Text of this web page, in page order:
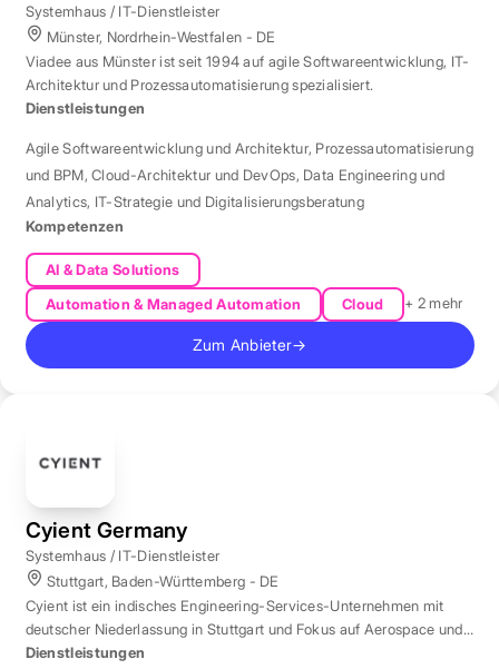
Systemhaus / IT-Dienstleister
Münster, Nordrhein-Westfalen - DE
Viadee aus Münster ist seit 1994 auf agile Softwareentwicklung, IT-
Architektur und Prozessautomatisierung spezialisiert.
Dienstleistungen
Agile Softwareentwicklung und Architektur, Prozessautomatisierung
und BPM,Cloud-Architektur und DevOps, Data Engineering und
Analytics, IT-Strategie und Digitalisierungsberatung
Kompetenzen
AI & Data Solutions
Automation & Managed Automation
Cloud + 2 mehr
Zum Anbieter→
Cyient Germany
Systemhaus / IT-Dienstleister
Stuttgart, Baden-Württemberg - DE
Cyient ist ein indisches Engineering-Services-Unternehmen mit
deutscher Niederlassung in Stuttgart und Fokus auf Aerospace und
Automotive.
Dienstleistungen